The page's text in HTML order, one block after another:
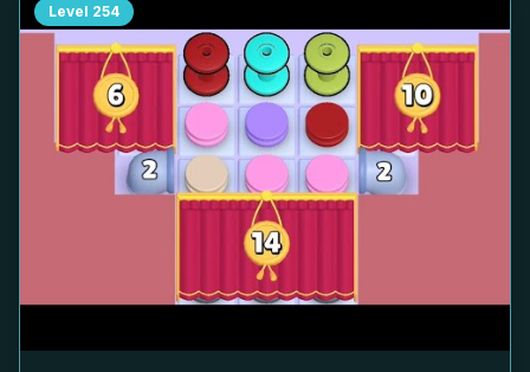
Level 254